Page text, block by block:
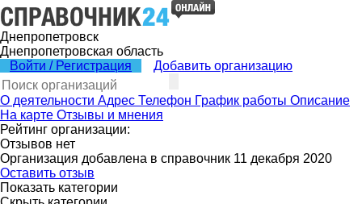
Днепропетровск
Днепропетровская область
Войти / Регистрация
Добавить организацию
О деятельности Адрес Телефон График работы Описание
На карте Отзывы и мнения
Рейтинг организации:
Отзывов нет
Организация добавлена в справочник 11 декабря 2020
Оставить отзыв
Показать категории